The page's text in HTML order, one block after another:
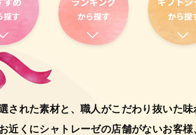
された素材と、職人がこだわり抜いた
近くにシャトレーゼの店舗がないお客様